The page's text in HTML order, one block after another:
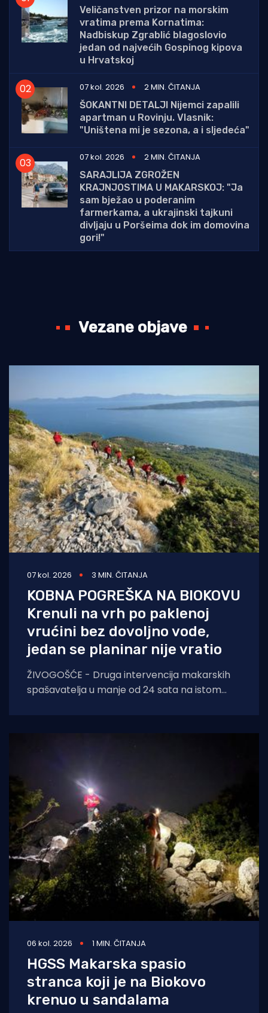
Veličanstven prizor na morskim
vratima prema Kornatima:
Nadbiskup Zgrablić blagoslovio
jedan od najvećih Gospinog kipova
u Hrvatskoj
07 kol. 2026
2 MIN. ČITANJA
ŠOKANTNI DETALJI Nijemci zapalili
apartman u Rovinju. Vlasnik:
"Uništena mi je sezona, a i sljedeća"
07 kol. 2026
2 MIN. ČITANJA
SARAJLIJA ZGROŽEN
KRAJNJOSTIMA U MAKARSKOJ: "Ja
sam bježao u poderanim
farmerkama, a ukrajinski tajkuni
divljaju u Poršeima dok im domovina
gori!"
Vezane objave
07 kol. 2026 3 MIN. ČITANJA
KOBNA POGREŠKA NA BIOKOVU
Krenuli na vrh po paklenoj
vrućini bez dovoljno vode,
jedan se planinar nije vratio
ŽIVOGOŠĆE - Druga intervencija makarskih
spašavatelja u manje od 24 sata na istom
06 kol. 2026 1 MIN. ČITANJA
HGSS Makarska spasio
stranca koji je na Biokovo
krenuo u sandalama